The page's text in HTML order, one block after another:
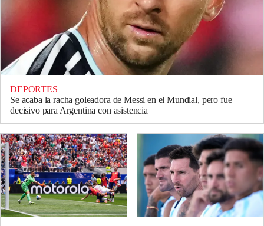
DEPORTES
Se acaba la racha goleadora de Messi en el Mundial, pero fue
decisivo para Argentina con asistencia